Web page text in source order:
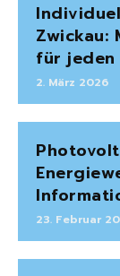
Zwickau:
für
2. März 2026
23. Februar